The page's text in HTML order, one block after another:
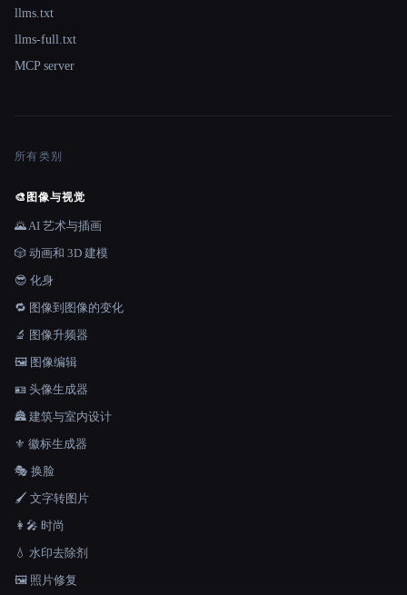
llms.txt
llms-full.txt
MCP server
所有类别
🎨 图像与视觉
🌄 AI 艺术与插画
🎲 动画和 3D 建模
😎 化身
🔁 图像到图像的变化
🔬 图像升频器
🖼️ 图像编辑
🪪 头像生成器
🏯 建筑与室内设计
⚜️ 徽标生成器
🎭 换脸
🖌️ 文字转图片
👩‍🎤 时尚
💧 水印去除剂
🖼️ 照片修复